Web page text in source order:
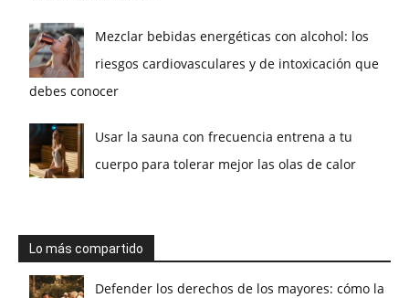
Mezclar bebidas energéticas con alcohol: los
riesgos cardiovasculares y de intoxicación que
debes conocer
Usar la sauna con frecuencia entrena a tu
cuerpo para tolerar mejor las olas de calor
Lo más compartido
Defender los derechos de los mayores: cómo la